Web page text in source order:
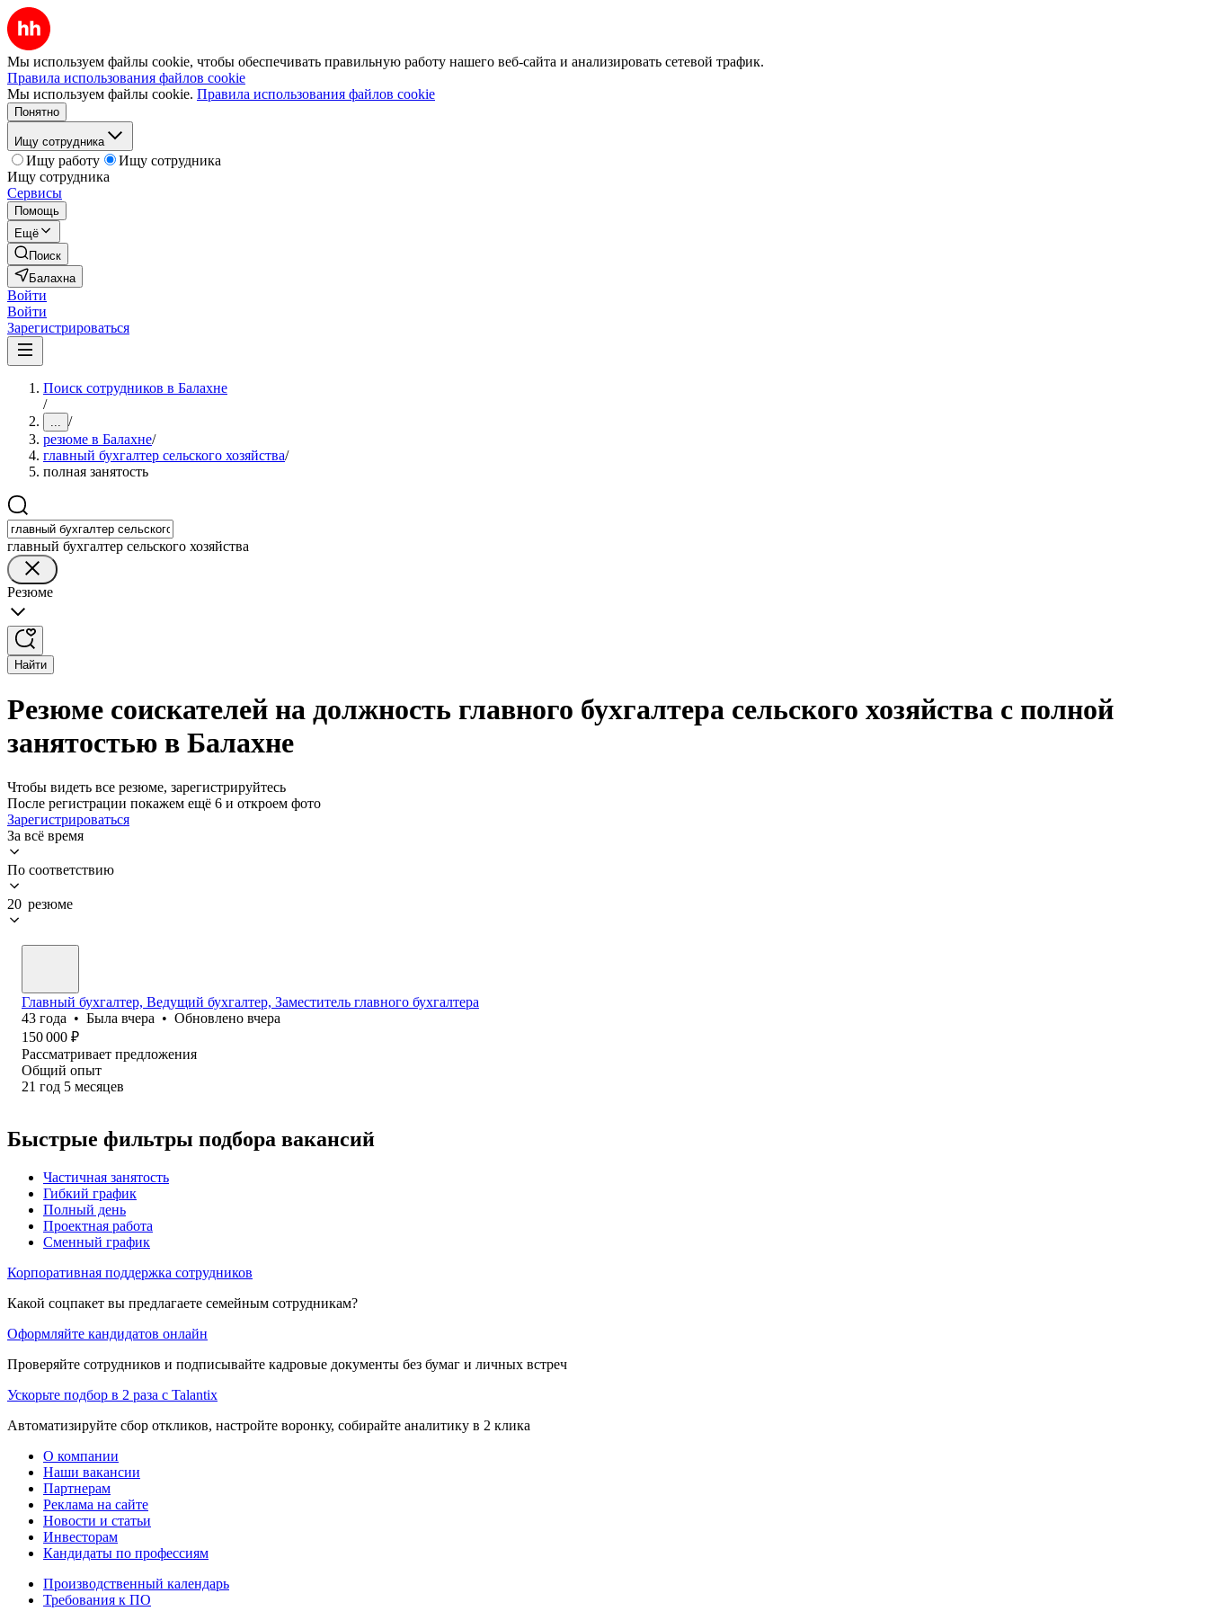
Мы используем файлы cookie, чтобы обеспечивать правильную работу нашего веб-сайта и анализировать сетевой трафик.
Правила использования файлов cookie
Мы используем файлы cookie. Правила использования файлов cookie
Понятно
Ищу сотрудника
Ищу работу
Ищу сотрудника
Ищу сотрудника
Сервисы
Помощь
Ещё
Поиск
Балахна
Войти
Войти
Зарегистрироваться
Поиск сотрудников в Балахне
/
... /
резюме в Балахне/
главный бухгалтер сельского хозяйства/
полная занятость
главный бухгалтер сельского хозяйства
Резюме
Найти
Резюме соискателей на должность главного бухгалтера сельского хозяйства с полной
занятостью в Балахне
Чтобы видеть все резюме, зарегистрируйтесь
После регистрации покажем ещё 6 и откроем фото
Зарегистрироваться
За всё время
По соответствию
20 резюме
Главный бухгалтер, Ведущий бухгалтер, Заместитель главного бухгалтера
43 года • Была вчера • Обновлено вчера
150 000 ₽
Рассматривает предложения
Общий опыт
21 год 5 месяцев
Быстрые фильтры подбора вакансий
Частичная занятость
Гибкий график
Полный день
Проектная работа
Сменный график
Корпоративная поддержка сотрудников
Какой соцпакет вы предлагаете семейным сотрудникам?
Оформляйте кандидатов онлайн
Проверяйте сотрудников и подписывайте кадровые документы без бумаг и личных встреч
Ускорьте подбор в 2 раза с Talantix
Автоматизируйте сбор откликов, настройте воронку, собирайте аналитику в 2 клика
О компании
Наши вакансии
Партнерам
Реклама на сайте
Новости и статьи
Инвесторам
Кандидаты по профессиям
Производственный календарь
Требования к ПО